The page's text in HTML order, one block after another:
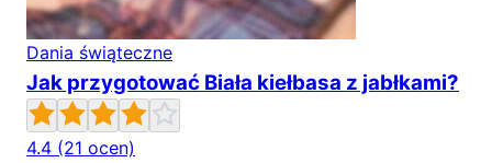
Dania świąteczne
Jak przygotować Biała kiełbasa z jabłkami?
4.4 (21 ocen)